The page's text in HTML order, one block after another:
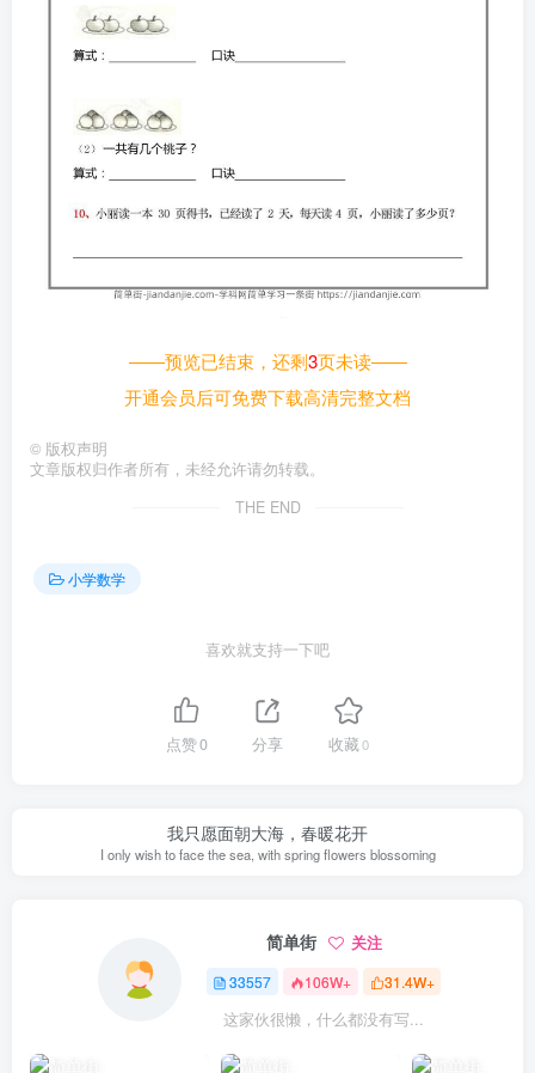
——预览已结束，还剩3页未读——
开通会员后可免费下载高清完整文档
© 版权声明
文章版权归作者所有，未经允许请勿转载。
THE END
小学数学
喜欢就支持一下吧
点赞0 分享 收藏0
我只愿面朝大海，春暖花开
I only wish to face the sea, with spring flowers blossoming
简单街 关注
33557 106W+ 31.4W+
这家伙很懒，什么都没有写...